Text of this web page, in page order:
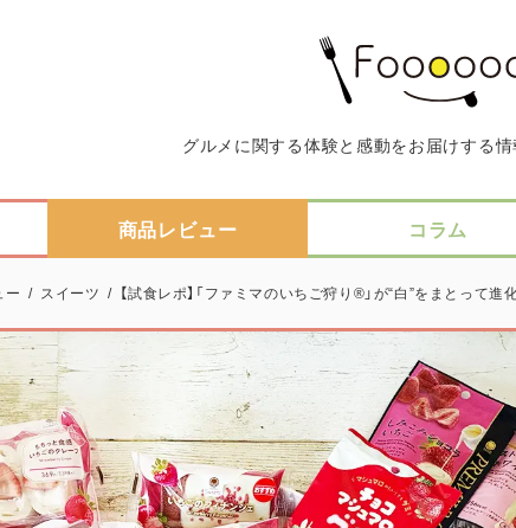
グルメに関する体験と感動をお届けする情
商品レビュー コラム
ー / スイーツ / 【試食レポ】「ファミマのいちご狩り®」が“白”をまとって